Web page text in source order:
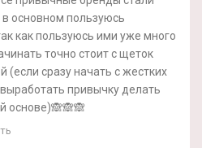
основном пользуюсь
как пользуюсь ими уже много
точно стоит с щеток
(если сразу начать с жестких
привычку делать
основе)🙈🙈🙈